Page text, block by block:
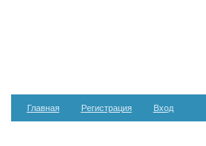
Главная Регистрация Вход